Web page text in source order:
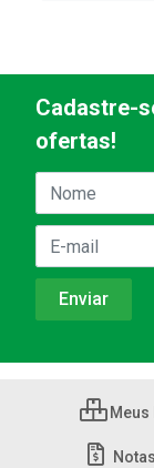
Cadastre-
ofertas!
Meus